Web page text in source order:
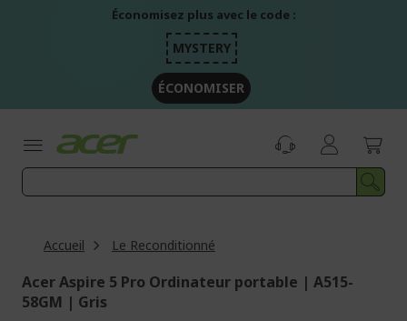
Économisez plus avec le code :
MYSTERY
ÉCONOMISER
Accueil Le Reconditionné
Acer Aspire 5 Pro Ordinateur portable | A515-
58GM | Gris